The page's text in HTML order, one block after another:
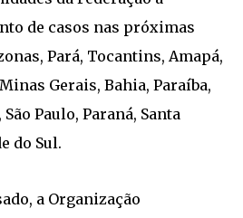
de casos nas próximas
Pará, Tocantins, Amapá,
Gerais, Bahia, Paraíba,
Paulo, Paraná, Santa
do Sul.
a Organização